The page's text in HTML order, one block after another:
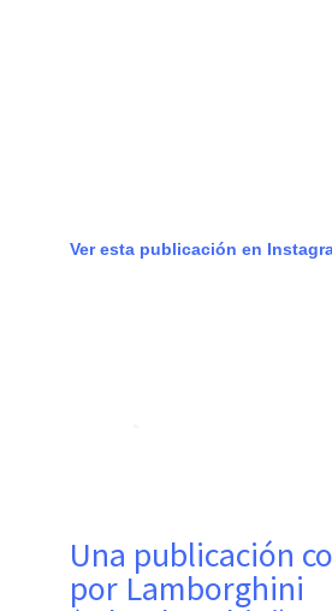
Ver esta publicación en
Una publicación compartida
por Lamborghini